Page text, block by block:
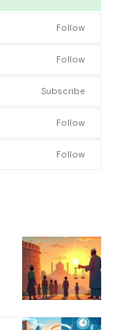
Follow
Follow
Subscribe
Follow
Follow